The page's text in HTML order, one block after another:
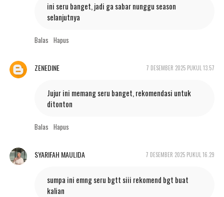
ini seru banget, jadi ga sabar nunggu season
selanjutnya
Balas Hapus
ZENEDINE 7 DESEMBER 2025 PUKUL 13.57
Jujur ini memang seru banget, rekomendasi untuk
ditonton
Balas Hapus
SYARIFAH MAULIDA 7 DESEMBER 2025 PUKUL 16.29
sumpa ini emng seru bgtt siii rekomend bgt buat
kalian